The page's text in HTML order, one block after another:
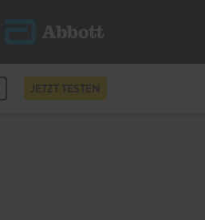
JETZT TESTEN